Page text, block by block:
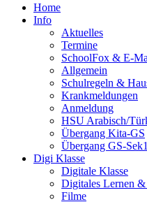
Home
Info
Aktuelles
Termine
SchoolFox & E-
Allgemein
Schulregeln &
Krankmeldungen
Anmeldung
HSU Arabisch/
Übergang Kita-GS
Übergang GS-Sek1
Digi Klasse
Digitale Klasse
Digitales Lernen
Filme